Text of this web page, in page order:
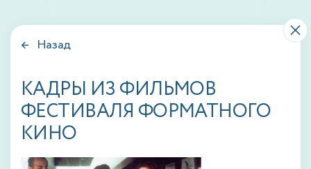
← Назад
КАДРЫ ИЗ ФИЛЬМОВ
ФЕСТИВАЛЯ ФОРМАТНОГО
КИНО